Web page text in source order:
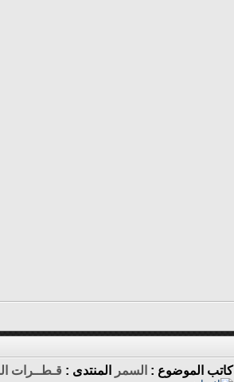
كاتب الموضوع : السمر المنتدى : قـطــرات